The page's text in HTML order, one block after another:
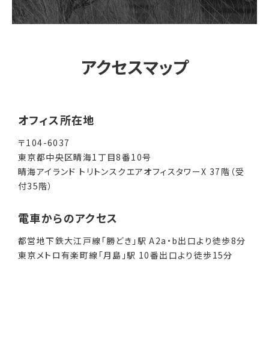
アクセスマップ
オフィス所在地
〒104-6037
東京都中央区晴海1丁目8番10号
晴海アイランド トリトンスクエアオフィスタワーX 37階（受
付35階）
電車からのアクセス
都営地下鉄大江戸線「勝どき」駅 A2a・b出口より徒歩8分
東京メトロ有楽町線「月島」駅 10番出口より徒歩15分